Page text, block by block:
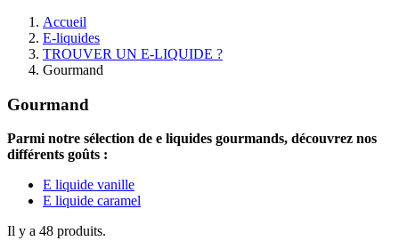
Accueil
E-liquides
TROUVER UN E-LIQUIDE ?
Gourmand
Gourmand
Parmi notre sélection de e liquides gourmands, découvrez nos
différents goûts :
E liquide vanille
E liquide caramel
Il y a 48 produits.